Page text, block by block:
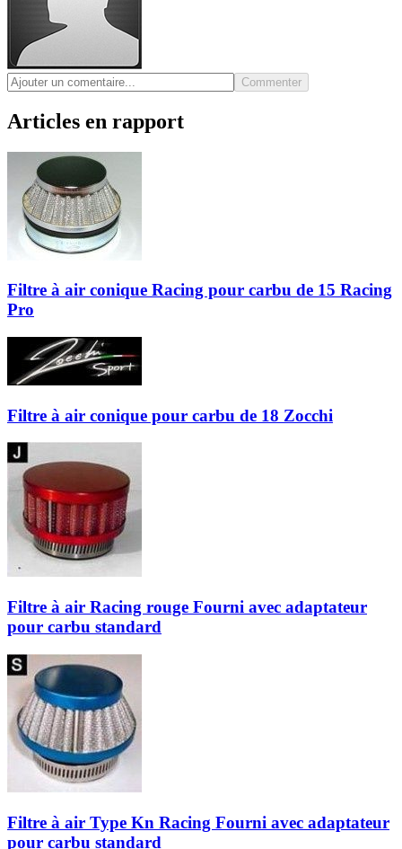
Commenter
Articles en rapport
Filtre à air conique Racing pour carbu de 15 Racing
Pro
Filtre à air conique pour carbu de 18 Zocchi
Filtre à air Racing rouge Fourni avec adaptateur
pour carbu standard
Filtre à air Type Kn Racing Fourni avec adaptateur
pour carbu standard